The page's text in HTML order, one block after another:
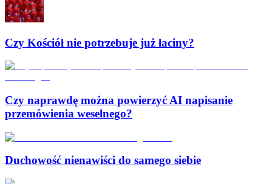
Czy Kościół nie potrzebuje już łaciny?
Czy naprawdę można powierzyć AI napisanie
przemówienia weselnego?
Duchowość nienawiści do samego siebie